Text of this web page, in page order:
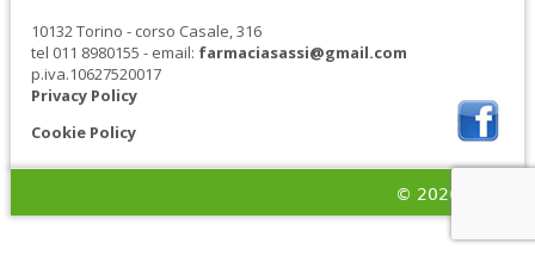
10132 Torino - corso Casale, 316
tel 011 8980155 - email: farmaciasassi@gmail.com
p.iva.10627520017
Privacy Policy
Cookie Policy
© 2026